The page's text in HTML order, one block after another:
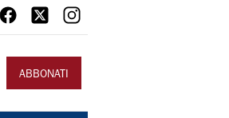
ABBONATI